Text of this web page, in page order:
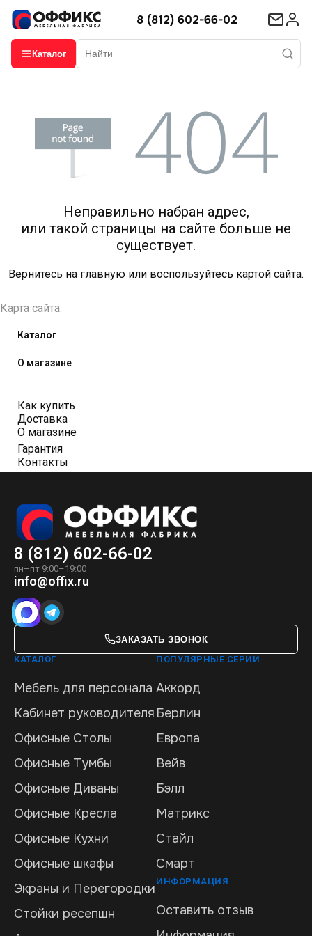
8 (812) 602-66-02
Каталог
Неправильно набран адрес,
или такой страницы на сайте больше не
существует.
Вернитесь на главную или воспользуйтесь картой сайта.
Карта сайта:
Каталог
О магазине
Как купить
Доставка
О магазине
Гарантия
Контакты
8 (812) 602-66-02
пн–пт 9:00–19:00
info@offix.ru
ЗАКАЗАТЬ ЗВОНОК
КАТАЛОГ
Мебель для персонала
Кабинет руководителя
Офисные Столы
Офисные Тумбы
Офисные Диваны
Офисные Кресла
Офисные Кухни
Офисные шкафы
Экраны и Перегородки
Стойки ресепшн
ПОПУЛЯРНЫЕ СЕРИИ
Аккорд
Берлин
Европа
Вейв
Бэлл
Матрикс
Стайл
Смарт
ИНФОРМАЦИЯ
Оставить отзыв